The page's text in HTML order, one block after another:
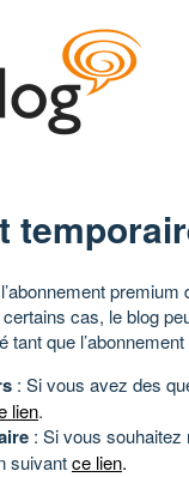
cas, le blog
tant que
: Si vous avez des
lien.
: Si vous souhaitez
suivantce lien.